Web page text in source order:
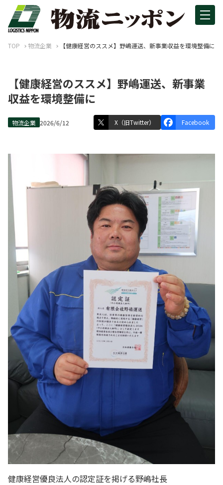
TOP 物流企業 【健康経営のススメ】野嶋運送、新事業収益を環境整備に
【健康経営のススメ】野嶋運送、新事業
収益を環境整備に
物流企業 2026/6/12 X（旧Twitter） Facebook
健康経営優良法人の認定証を掲げる野嶋社長